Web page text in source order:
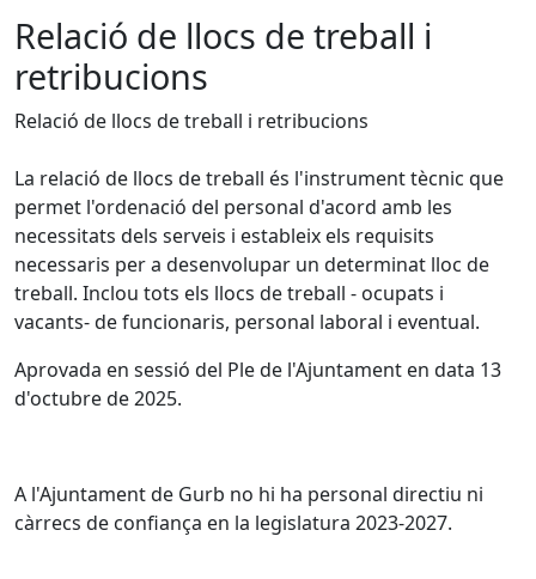
Relació de llocs de treball i
retribucions
Relació de llocs de treball i retribucions
La relació de llocs de treball és l'instrument tècnic que
permet l'ordenació del personal d'acord amb les
necessitats dels serveis i estableix els requisits
necessaris per a desenvolupar un determinat lloc de
treball. Inclou tots els llocs de treball - ocupats i
vacants- de funcionaris, personal laboral i eventual.
Aprovada en sessió del Ple de l'Ajuntament en data 13
d'octubre de 2025.
A l'Ajuntament de Gurb no hi ha personal directiu ni
càrrecs de confiança en la legislatura 2023-2027.